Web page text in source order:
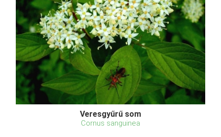
Veresgyűrű som
Cornus sanguinea